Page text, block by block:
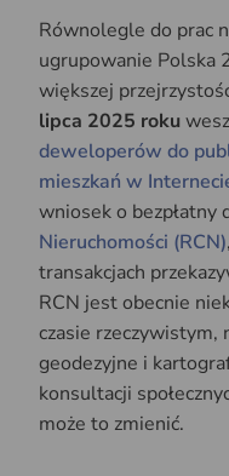
Równolegle do prac
ugrupowanie Polska
większej
lipca 2025 roku
deweloperów do
mieszkań w
wniosek o bezpłatny
Nieruchomości (RCN)
transakcjach
RCN jest obecnie
czasie rzeczywistym,
geodezyjne i
konsultacji
może to zmienić.